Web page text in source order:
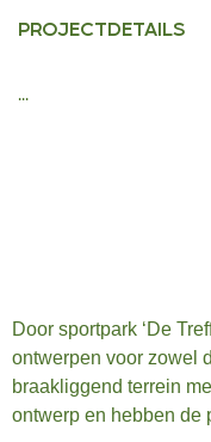
PROJECTDETAILS
...
Door sportpark ‘De
ontwerpen voor zowel
braakliggend terrein
ontwerp en hebben de